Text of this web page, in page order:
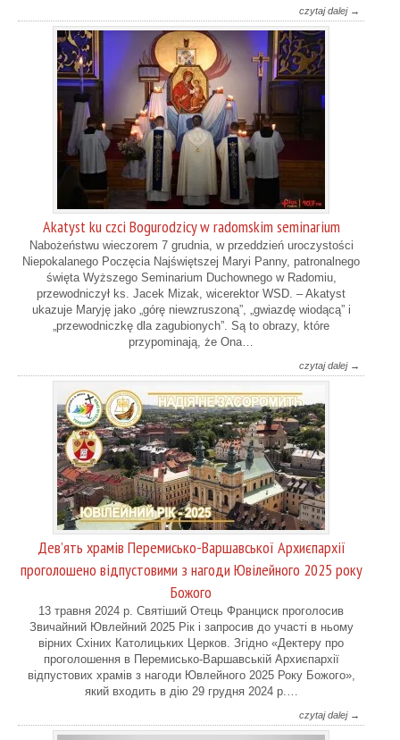
czytaj dalej →
Akatyst ku czci Bogurodzicy w radomskim seminarium
Nabożeństwu wieczorem 7 grudnia, w przeddzień uroczystości
Niepokalanego Poczęcia Najświętszej Maryi Panny, patronalnego
święta Wyższego Seminarium Duchownego w Radomiu,
przewodniczył ks. Jacek Mizak, wicerektor WSD. – Akatyst
ukazuje Maryję jako „górę niewzruszoną”, „gwiazdę wiodącą” i
„przewodniczkę dla zagubionych”. Są to obrazy, które
przypominają, że Ona…
czytaj dalej →
Дев’ять храмів Перемисько-Варшавської Архиєпархії
проголошено відпустовими з нагоди Ювілейного 2025 року
Божого
13 травня 2024 р. Святіший Отець Франциск проголосив
Звичайний Ювлейний 2025 Рік і запросив до участі в ньому
вірних Схіних Католицьких Церков. Згідно «Дектеру про
проголошення в Перемисько-Варшавській Архиєпархії
відпустових храмів з нагоди Ювлейного 2025 Року Божого»,
який входить в дію 29 грудня 2024 р.…
czytaj dalej →